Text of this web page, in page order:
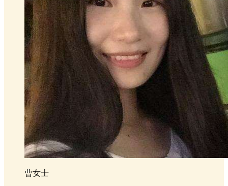
曹女士